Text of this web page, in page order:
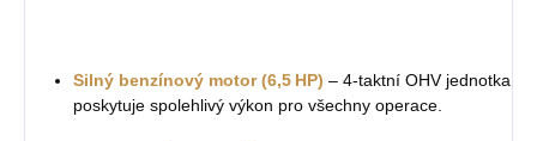
Silný benzínový motor (6,5 HP) – 4‑taktní OHV jednotka
poskytuje spolehlivý výkon pro všechny operace.